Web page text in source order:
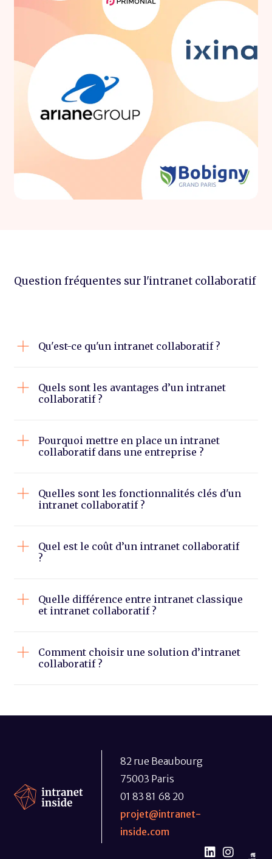
Question fréquentes sur l'intranet collaboratif
Qu'est-ce qu'un intranet collaboratif ?
Quels sont les avantages d’un intranet
collaboratif ?
Pourquoi mettre en place un intranet
collaboratif dans une entreprise ?
Quelles sont les fonctionnalités clés d'un
intranet collaboratif ?
Quel est le coût d’un intranet collaboratif
?
Quelle différence entre intranet classique
et intranet collaboratif ?
Comment choisir une solution d’intranet
collaboratif ?
82 rue Beaubourg
75003 Paris
01 83 81 68 20
projet@intranet-
inside.com